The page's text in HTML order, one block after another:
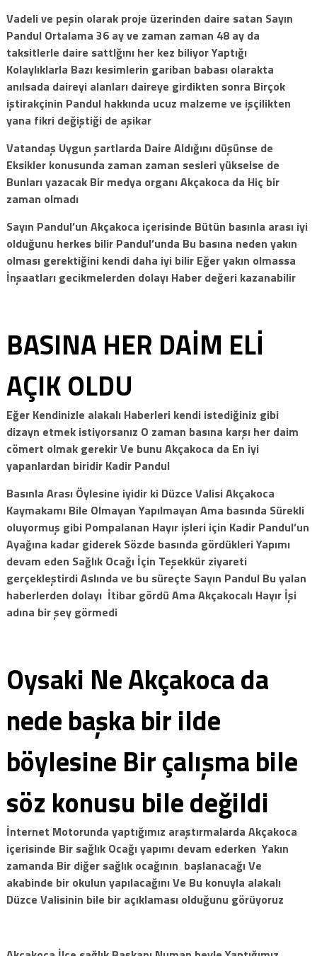
Vadeli ve peşin olarak proje üzerinden daire satan Sayın
Pandul Ortalama 36 ay ve zaman zaman 48 ay da
taksitlerle daire sattIğını her kez biliyor Yaptığı
Kolaylıklarla Bazı kesimlerin gariban babası olarakta
anılsada daireyi alanları daireye girdikten sonra Birçok
iştirakçinin Pandul hakkında ucuz malzeme ve işçilikten
yana fikri değiştiği de aşikar
Vatandaş Uygun şartlarda Daire Aldığını düşünse de
Eksikler konusunda zaman zaman sesleri yükselse de
Bunları yazacak Bir medya organı Akçakoca da Hiç bir
zaman olmadı
Sayın Pandul’un Akçakoca içerisinde Bütün basınla arası iyi
olduğunu herkes bilir Pandul’unda Bu basına neden yakın
olması gerektiğini kendi daha iyi bilir Eğer yakın olmassa
İnşaatları gecikmelerden dolayı Haber değeri kazanabilir
BASINA HER DAİM ELİ
AÇIK OLDU
Eğer Kendinizle alakalı Haberleri kendi istediğiniz gibi
dizayn etmek istiyorsanız O zaman basına karşı her daim
cömert olmak gerekir Ve bunu Akçakoca da En iyi
yapanlardan biridir Kadir Pandul
Basınla Arası Öylesine iyidir ki Düzce Valisi Akçakoca
Kaymakamı Bile Olmayan Yapılmayan Ama basında Sürekli
oluyormuş gibi Pompalanan Hayır işleri için Kadir Pandul’un
Ayağına kadar giderek Sözde basında gördükleri Yapımı
devam eden Sağlık Ocağı İçin Teşekkür ziyareti
gerçekleştirdi Aslında ve bu süreçte Sayın Pandul Bu yalan
haberlerden dolayı İtibar gördü Ama Akçakocalı Hayır İşi
adına bir şey görmedi
Oysaki Ne Akçakoca da
nede başka bir ilde
böylesine Bir çalışma bile
söz konusu bile değildi
İnternet Motorunda yaptığımız araştırmalarda Akçakoca
içerisinde Bir sağlık Ocağı yapımı devam ederken Yakın
zamanda Bir diğer sağlık ocağının başlanacağı Ve
akabinde bir okulun yapılacağını Ve Bu konuyla alakalı
Düzce Valisinin bile bir açıklaması olduğunu görüyoruz